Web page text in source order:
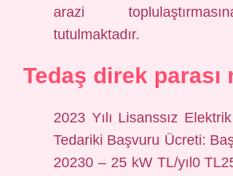
arazi
tutulmaktadır.
Tedaş direk parası
2023 Yılı Lisanssız
Tedariki Başvuru Ücreti:
20230 – 25 kW TL/yıl0